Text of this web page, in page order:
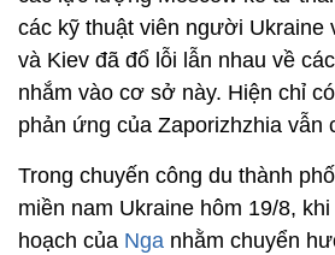
các kỹ thuật viên người Ukraine
và Kiev đã đổ lỗi lẫn nhau về
nhắm vào cơ sở này. Hiện chỉ
phản ứng của Zaporizhzhia vẫn
Trong chuyến công du thành
miền nam Ukraine hôm 19/8,
hoạch của Nga nhằm chuyển